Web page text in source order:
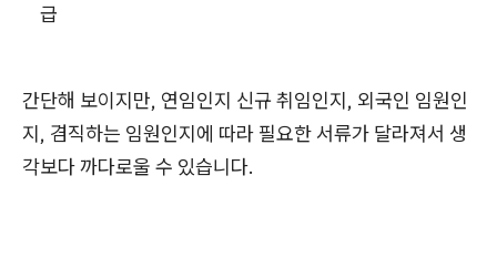
급
간단해 보이지만, 연임인지 신규 취임인지, 외국인 임원인
지, 겸직하는 임원인지에 따라 필요한 서류가 달라져서 생
각보다 까다로울 수 있습니다.